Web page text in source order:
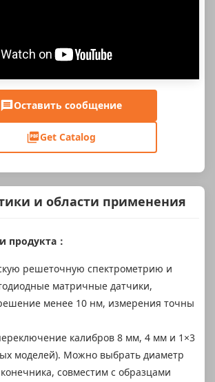
Оставить сообщение
Get Catalog
и области применения
продукта：
решеточную спектрометрию и
матричные датчики,
менее 10 нм, измерения точны
калибров 8 мм, 4 мм и 1×3
моделей). Можно выбрать диаметр
совместим с образцами